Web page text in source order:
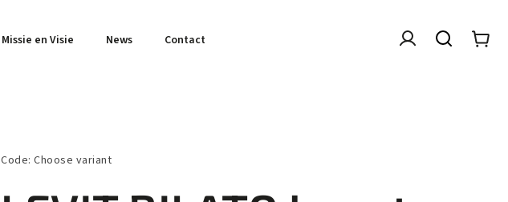
Missie en Visie News Contact
Code: Choose variant